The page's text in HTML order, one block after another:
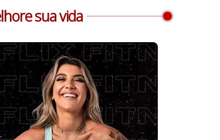
sua vida